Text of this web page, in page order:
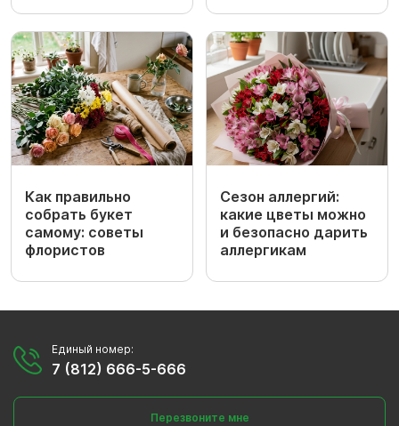
Как правильно
собрать букет
самому: советы
флористов
Сезон аллергий:
какие цветы можно
и безопасно дарить
аллергикам
Единый номер:
7 (812) 666-5-666
Перезвоните мне